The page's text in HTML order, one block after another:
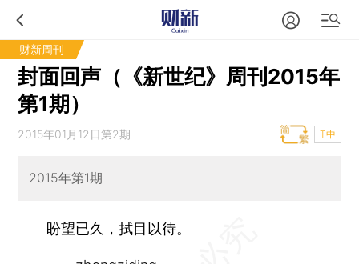
财新周刊
封面回声（《新世纪》周刊2015年
第1期）
2015年01月12日第2期 T中
2015年第1期
盼望已久，拭目以待。